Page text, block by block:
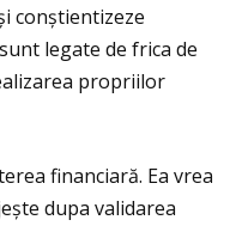
conștientizeze
legate de frica de
propriilor
financiară. Ea vrea
dupa validarea